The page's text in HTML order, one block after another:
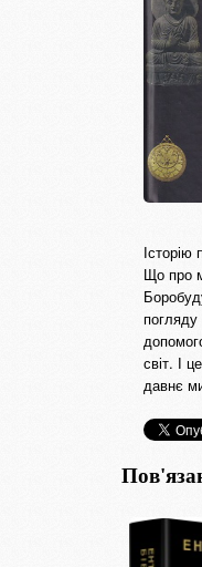
Історію
Що про
погляду
світ. І
давнє